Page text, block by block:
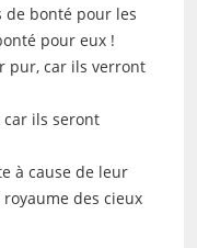
de bonté pour les
pour eux !
pur, car ils verront
car ils seront
à cause de leur
des cieux